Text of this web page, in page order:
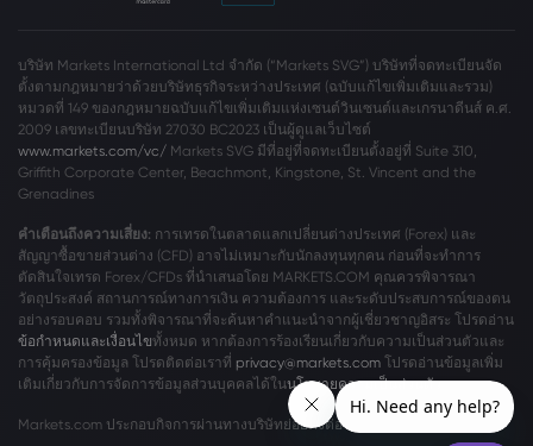
บริษัท Markets International Ltd จำกัด (“Markets SVG”) บริษัทที่จดทะเบียนจัด
ตั้งตามกฎหมายว่าด้วยบริษัทธุรกิจระหว่างประเทศ (ฉบับแก้ไขเพิ่มเติมและรวม)
หมวดที่ 149 ของกฎหมายฉบับแก้ไขเพิ่มเติมแห่งเซนต์วินเซนต์และเกรนาดีนส์ ค.ศ.
2009 เลขทะเบียนบริษัท 27030 BC2023 เป็นผู้ดูแลเว็บไซต์
www.markets.com/vc/ Markets SVG มีที่อยู่ที่จดทะเบียนตั้งอยู่ที่ Suite 310,
Griffith Corporate Center, Beachmont, Kingstone, St. Vincent and the
Grenadines
คำเตือนถึงความเสี่ยง: การเทรดในตลาดแลกเปลี่ยนต่างประเทศ (Forex) และ
สัญญาซื้อขายส่วนต่าง (CFD) อาจไม่เหมาะกับนักลงทุนทุกคน ก่อนที่จะทำการ
ตัดสินใจเทรด Forex/CFDs ที่นำเสนอโดย MARKETS.COM คุณควรพิจารณา
วัตถุประสงค์ สถานการณ์ทางการเงิน ความต้องการ และระดับประสบการณ์ของตน
อย่างรอบคอบ รวมทั้งพิจารณาที่จะค้นหาคำแนะนำจากผู้เชี่ยวชาญอิสระ โปรดอ่าน
ข้อกำหนดและเงื่อนไขทั้งหมด หากต้องการร้องเรียนเกี่ยวกับความเป็นส่วนตัวและ
การคุ้มครองข้อมูล โปรดติดต่อเราที่ privacy@markets.com โปรดอ่านข้อมูลเพิ่ม
เติมเกี่ยวกับการจัดการข้อมูลส่วนบุคคลได้ในนโยบายความเป็นส่วนตัวของเรา
Markets.com ประกอบกิจการผ่านทางบริษัทย่อยดังต่อไปนี้: